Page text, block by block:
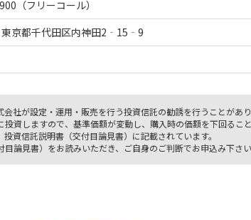
（フリーコール）
東京都千代田区内神田2‐15‐9
社が設定・運用・販売を行う投資信託の勧誘を行うことがあり
資しますので、基準価額が変動し、購入時の価額を下回ること
資信託説明書（交付目論見書）に記載されています。
論見書）をお読みいただき、ご自身のご判断でお申込み下さい